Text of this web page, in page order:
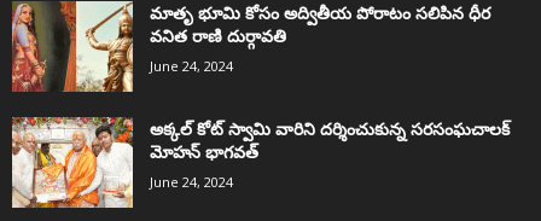
మాతృ భూమి కోసం అద్వితీయ పోరాటం సలిపిన ధీర
వనిత రాణి దుర్గావతి
June 24, 2024
అక్కల్‌ కోట్‌ స్వామి వారిని దర్శించుకున్న సరసంఘచాలక్
మోహన్ భాగవత్
June 24, 2024